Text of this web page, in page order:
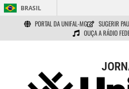
BRASIL
PORTAL DA UNIFAL-MG SUGERIR
OUÇA A RÁDIO